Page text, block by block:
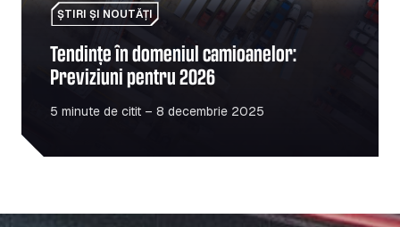
ȘTIRI ȘI NOUTĂȚI
Tendințe în domeniul camioanelor:
Previziuni pentru 2026
5 minute de citit – 8 decembrie 2025